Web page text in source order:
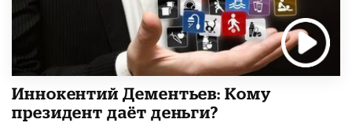
Иннокентий Дементьев: Кому
президент даёт деньги?